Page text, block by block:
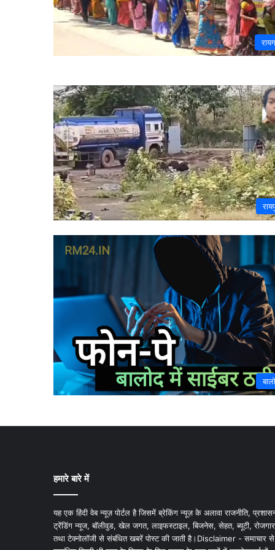
हमारे बारे में
यह एक हिंदी वेब न्यूज़ पोर्टल है जिसमें ब्रेकिंग न्यूज़ के अलावा राजनीति,
ट्रेंडिंग न्यूज, बॉलीवुड, खेल जगत, लाइफस्टाइल, बिजनेस, सेहत, ब्यूटी, रोजगार
तथा टेक्नोलॉजी से संबंधित खबरें पोस्ट की जाती है।Disclaimer - समाचार से